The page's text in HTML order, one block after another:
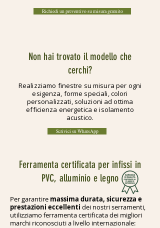
Richiedi un preventivo su misura gratuito
Non hai trovato il modello che
cerchi?
Realizziamo finestre su misura per ogni
esigenza, forme speciali, colori
personalizzati, soluzioni ad ottima
efficienza energetica e isolamento
acustico.
Scrivici su WhatsApp
Ferramenta certificata per infissi in
PVC, alluminio e legno
Per garantire massima durata, sicurezza e
prestazioni eccellenti dei nostri serramenti,
utilizziamo ferramenta certificata dei migliori
marchi riconosciuti a livello internazionale: